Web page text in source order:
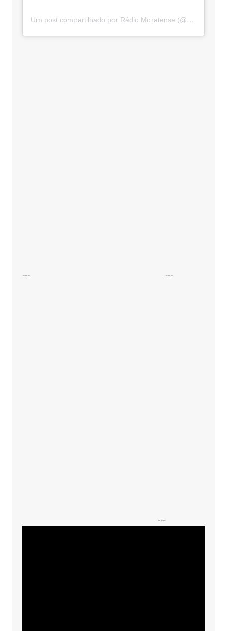
Um post compartilhado por Rádio Moratense (@radio_moratense)
--- ---
---